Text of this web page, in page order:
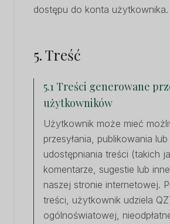
dostępu do konta użytkownika.
5. Treść
5.1 Treści generowane
użytkowników
Użytkownik może mieć
przesyłania, publikowania lub
udostępniania treści (takich
komentarze, sugestie lub
naszej stronie internetowej.
treści, użytkownik udziela
ogólnoświatowej,